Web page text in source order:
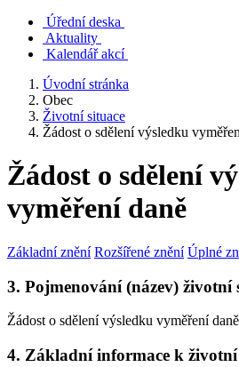
Úřední deska
Aktuality
Kalendář akcí
Úvodní stránka
Obec
Životní situace
Žádost o sdělení výsledku
Žádost o sdělení
vyměření daně
Základní znění Rozšířené znění Úplné
3. Pojmenování (název) životní
Žádost o sdělení výsledku vyměření daně
4. Základní informace k životní